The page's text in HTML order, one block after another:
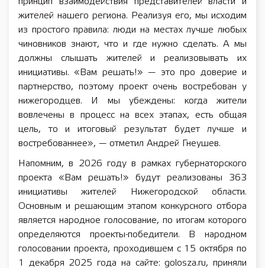
жителей нашего региона. Реализуя его, мы исходим
из простого правила: люди на местах лучше любых
чиновников знают, что и где нужно сделать. А мы
должны слышать жителей и реализовывать их
инициативы. «Вам решать!» — это про доверие и
партнерство, поэтому проект очень востребован у
нижегородцев. И мы убеждены: когда жители
вовлечены в процесс на всех этапах, есть общая
цель, то и итоговый результат будет лучше и
востребованнее», — отметил Андрей Гнеушев.
Напомним, в 2026 году в рамках губернаторского
проекта «Вам решать!» будут реализованы 363
инициативы жителей Нижегородской области.
Основным и решающим этапом конкурсного отбора
является народное голосование, по итогам которого
определяются проекты-победители. В народном
голосовании проекта, проходившем с 15 октября по
1 декабря 2025 года на сайте: golosza.ru, приняли